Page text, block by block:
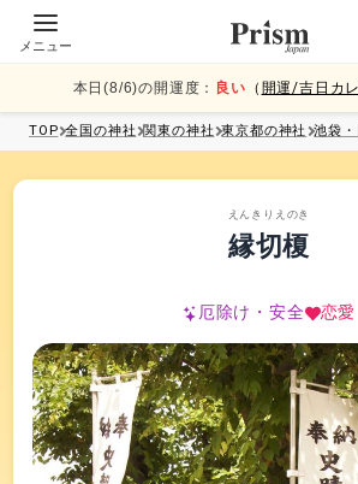
メニュー
本日(8/6)の開運度： 良い （ 開運/吉日カ
TOP 全国の神社 関東の神社 東京都の神社 池袋
えんきりえのき
縁切榎
厄除け・安全 恋愛